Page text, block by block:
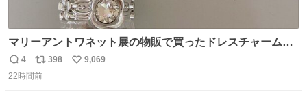
マリーアントワネット展の物販で買ったドレスチャームを
流行りのめじるしアクセサリーにして、リップにつけた
り、同じく物販で購入したシュシュにつけたりしています
返
信
4
リ
ポ
398
い
9,069
22時間前